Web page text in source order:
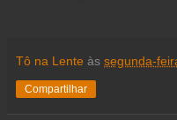
Tô na Lente às segunda-
Compartilhar